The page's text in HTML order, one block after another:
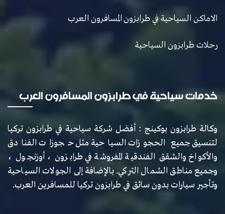
الاماكن السياحية في طرابزون المسافرون العرب
رحلات طرابزون السياحية
خدمات سياحية في طرابزون المسافرون العرب
وكالة طرابزون بوكينج : أفضل شركة سياحية في طرابزون تركيا
لتنسيق جميع الحجوزات السياحية مثل حجوزات الفنادق
والأكواخ والشقق الفندقية المفروشة في طرابزون ، أوزنجول ،
وجميع مناطق الشمال التركي. بالإضافة إلى الجولات السياحية
وتأجير سيارات بدون سائق في طرابزون تركيا للمسافرين العرب.